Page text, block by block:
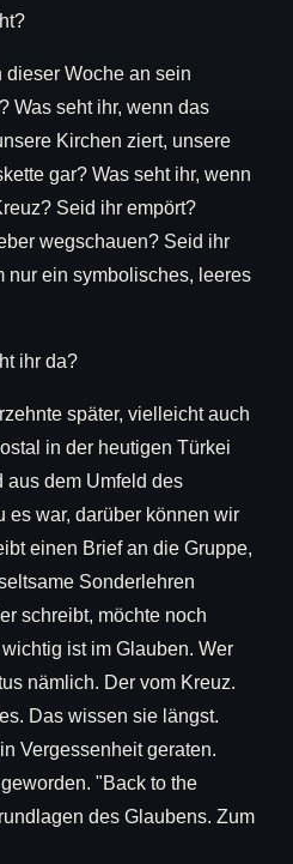
Woche an sein
Was seht ihr, wenn das
Kirchen ziert, unsere
gar? Was seht ihr, wenn
Seid ihr empört?
wegschauen? Seid ihr
nur ein symbolisches, leeres
ihr da?
später, vielleicht auch
in der heutigen Türkei
aus dem Umfeld des
es war, darüber können wir
einen Brief an die Gruppe,
Sonderlehren
schreibt, möchte noch
ist im Glauben. Wer
nämlich. Der vom Kreuz.
Das wissen sie längst.
Vergessenheit geraten.
"Back to the
des Glaubens. Zum